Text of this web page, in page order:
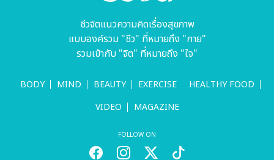
ชีวจิตแนวความคิดเรื่องสุขภาพ
แบบองค์รวม "ชีว" ที่หมายถึง "กาย"
รวมเข้ากับ "จิต" ที่หมายถึง "ใจ"
BODY MIND BEAUTY EXERCISE
HEALTHY FOOD
VIDEO
MAGAZINE
FOLLOW ON